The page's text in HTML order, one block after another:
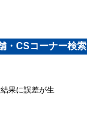
・CSコーナー検索
果に誤差が生